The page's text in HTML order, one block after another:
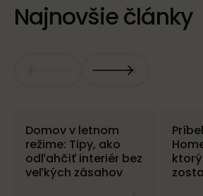
Najnovšie články
Domov v letnom
režime: Tipy, ako
odľahčiť interiér bez
veľkých zásahov